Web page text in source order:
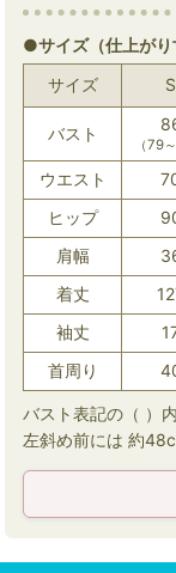
●サイズ（仕上がり
サイズ
S
バスト
（79
ウエスト
ヒップ
肩幅
着丈
袖丈
首周り
バスト表記の（ ）
左斜め前には 約